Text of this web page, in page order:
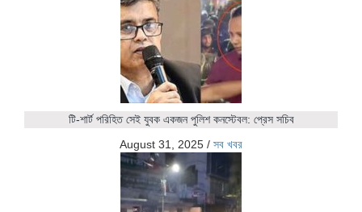
টি-শার্ট পরিহিত সেই যুবক একজন পুলিশ কনস্টেবল: প্রেস সচিব
August 31, 2025 / সব খবর